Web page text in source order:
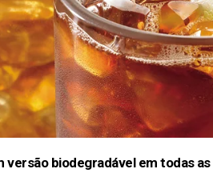
versão biodegradável em todas